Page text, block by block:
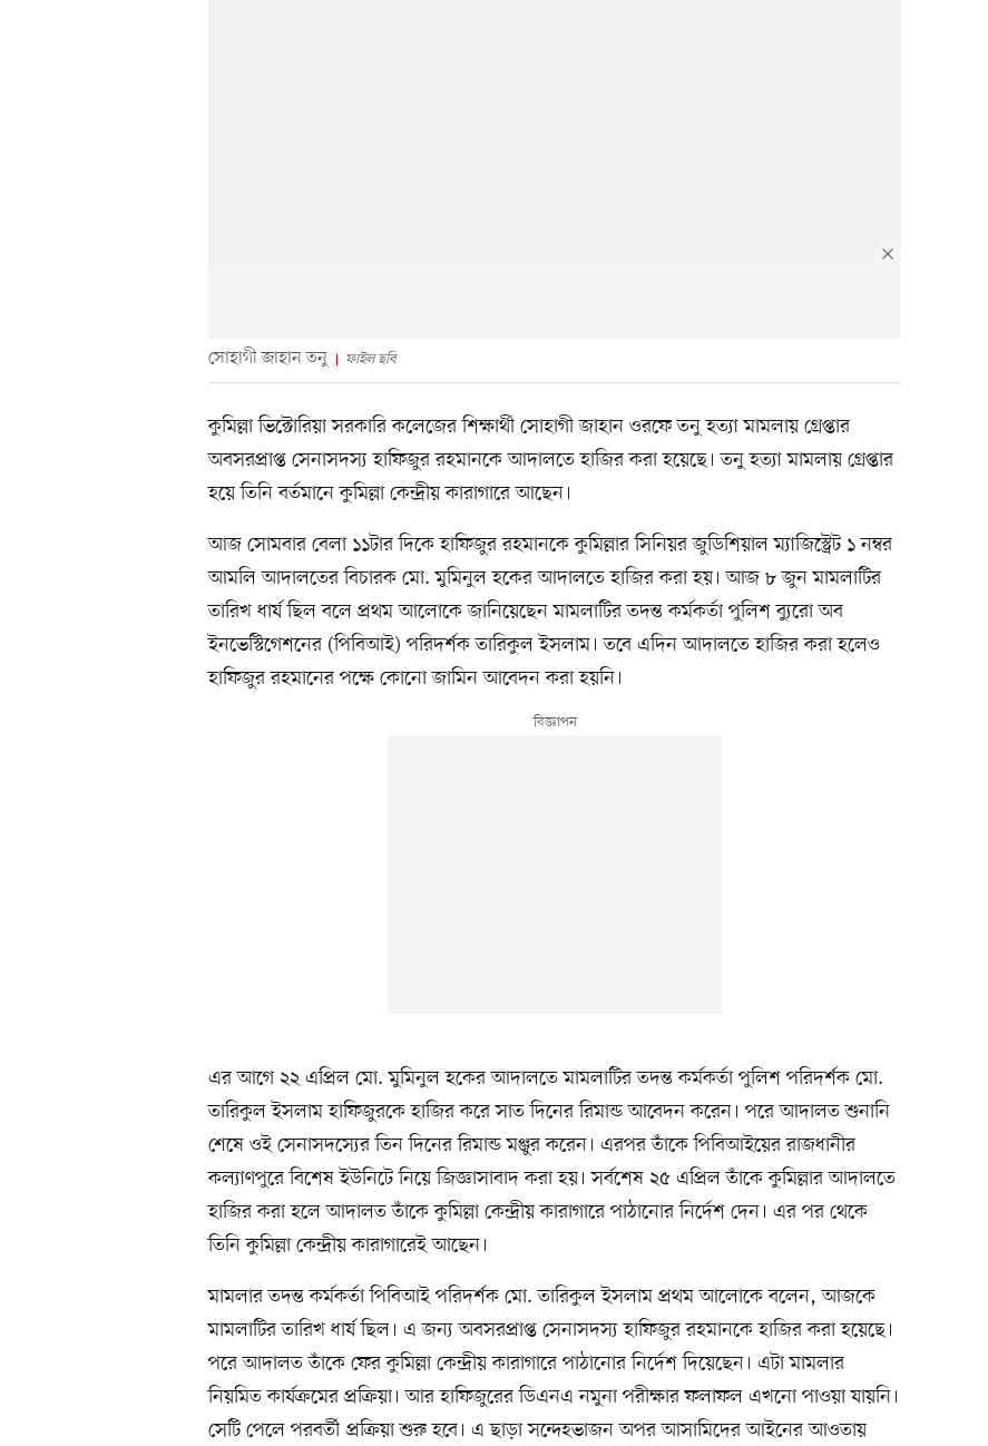
সোহাগী জাহান তনু ফাইল ছবি
কুমিল্লা ভিক্টোরিয়া সরকারি কলেজের শিক্ষার্থী সোহাগী জাহান ওরফে তনু হত্যা মামলায় গ্রেপ্তার
অবসরপ্রাপ্ত সেনাসদস্য হাফিজুর রহমানকে আদালতে হাজির করা হয়েছে। তনু হত্যা মামলায় গ্রেপ্তার
হয়ে তিনি বর্তমানে কুমিল্লা কেন্দ্রীয় কারাগারে আছেন।
আজ সোমবার বেলা ১১টার দিকে হাফিজুর রহমানকে কুমিল্লার সিনিয়র জুডিশিয়াল ম্যাজিস্ট্রেট ১ নম্বর
আমলি আদালতের বিচারক মো. মুমিনুল হকের আদালতে হাজির করা হয়। আজ ৮ জুন মামলাটির
তারিখ ধার্য ছিল বলে প্রথম আলোকে জানিয়েছেন মামলাটির তদন্ত কর্মকর্তা পুলিশ ব্যুরো অব
ইনভেস্টিগেশনের (পিবিআই) পরিদর্শক তারিকুল ইসলাম। তবে এদিন আদালতে হাজির করা হলেও
হাফিজুর রহমানের পক্ষে কোনো জামিন আবেদন করা হয়নি।
এর আগে ২২ এপ্রিল মো. মুমিনুল হকের আদালতে মামলাটির তদন্ত কর্মকর্তা পুলিশ পরিদর্শক মো.
তারিকুল ইসলাম হাফিজুরকে হাজির করে সাত দিনের রিমান্ড আবেদন করেন। পরে আদালত শুনানি
শেষে ওই সেনাসদস্যের তিন দিনের রিমান্ড মঞ্জুর করেন। এরপর তাঁকে পিবিআইয়ের রাজধানীর
কল্যাণপুরে বিশেষ ইউনিটে নিয়ে জিজ্ঞাসাবাদ করা হয়। সর্বশেষ ২৫ এপ্রিল তাঁকে কুমিল্লার আদালতে
হাজির করা হলে আদালত তাঁকে কুমিল্লা কেন্দ্রীয় কারাগারে পাঠানোর নির্দেশ দেন। এর পর থেকে
তিনি কুমিল্লা কেন্দ্রীয় কারাগারেই আছেন।
মামলার তদন্ত কর্মকর্তা পিবিআই পরিদর্শক মো. তারিকুল ইসলাম প্রথম আলোকে বলেন, আজকে
মামলাটির তারিখ ধার্য ছিল। এ জন্য অবসরপ্রাপ্ত সেনাসদস্য হাফিজুর রহমানকে হাজির করা হয়েছে।
পরে আদালত তাঁকে ফের কুমিল্লা কেন্দ্রীয় কারাগারে পাঠানোর নির্দেশ দিয়েছেন। এটা মামলার
নিয়মিত কার্যক্রমের প্রক্রিয়া। আর হাফিজুরের ডিএনএ নমুনা পরীক্ষার ফলাফল এখনো পাওয়া যায়নি।
সেটি পেলে পরবর্তী প্রক্রিয়া শুরু হবে। এ ছাড়া সন্দেহভাজন অপর আসামিদের আইনের আওতায়